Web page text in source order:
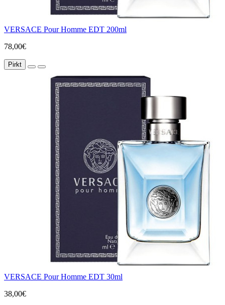
VERSACE Pour Homme EDT 200ml
78,00€
Pirkt
VERSACE Pour Homme EDT 30ml
38,00€